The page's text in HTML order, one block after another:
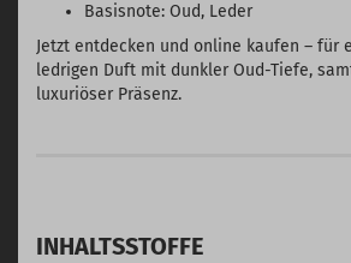
Basisnote: Oud, Leder
Jetzt entdecken und online kaufen – für
ledrigen Duft mit dunkler Oud-Tiefe,
luxuriöser Präsenz.
INHALTSSTOFFE